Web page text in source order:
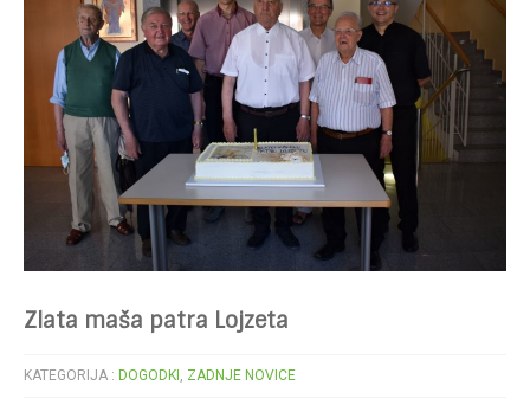
Zlata maša patra Lojzeta
KATEGORIJA : DOGODKI , ZADNJE NOVICE